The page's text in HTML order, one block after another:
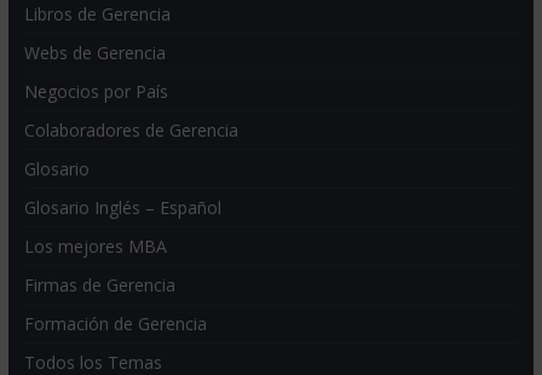
Libros de Gerencia
Webs de Gerencia
Negocios por País
Colaboradores de Gerencia
Glosario
Glosario Inglés – Español
Los mejores MBA
Firmas de Gerencia
Formación de Gerencia
Todos los Temas